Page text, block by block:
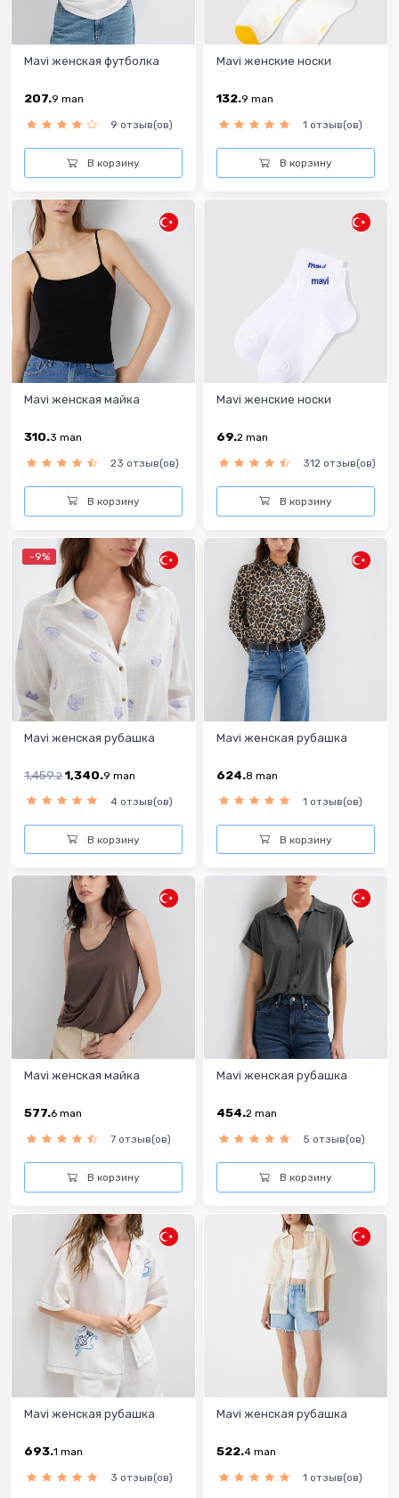
Mavi женская футболка
207.9 man
9 отзыв(ов)
В корзину
Mavi женские носки
132.9 man
1 отзыв(ов)
В корзину
Mavi женская майка
310.3 man
23 отзыв(ов)
В корзину
Mavi женские носки
69.2 man
312 отзыв(ов)
В корзину
-9%
Mavi женская рубашка
1,459.2 1,340.9 man
4 отзыв(ов)
В корзину
Mavi женская рубашка
624.8 man
1 отзыв(ов)
В корзину
Mavi женская майка
577.6 man
7 отзыв(ов)
В корзину
Mavi женская рубашка
454.2 man
5 отзыв(ов)
В корзину
Mavi женская рубашка
693.1 man
3 отзыв(ов)
Mavi женская рубашка
522.4 man
1 отзыв(ов)